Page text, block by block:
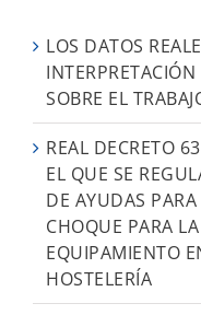
LOS DATOS
SOBRE EL
REAL DECRETO
EL QUE SE
DE AYUDAS
CHOQUE PARA
EQUIPAMIENTO
HOSTELERÍA